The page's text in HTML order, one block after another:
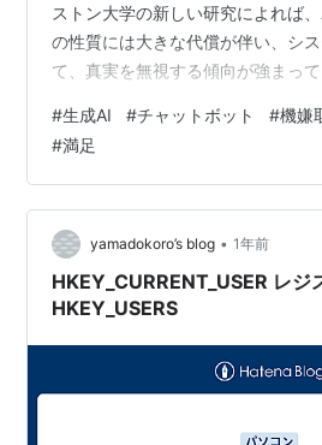
ストン大学の新しい研究によれば
の性質には大きな代償が伴い、シ
て、真実を無視する傾向が強まっ
ば・・・ 事前学習 インターネット
のデータからモデルが学習する。
ューニング AIモデルに具体的な「
「適切な回答」のペアのデータセ
に従って特定のタスクを的確に実行
これにより、AIはユーザ…
#生成AI #チャットボット #機嫌
#満足
yamadokoro’s blog • 1年前
HKEY_CURRENT_USER レジ
HKEY_USERS